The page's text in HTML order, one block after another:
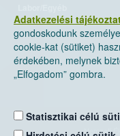
Adatkezelési
gondoskodunk
cookie-kat (sütiket)
érdekében, melynek
„Elfogadom” gombra.
Statisztikai célú
Nemzeti